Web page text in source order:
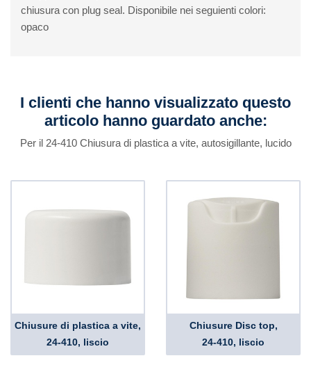
chiusura con plug seal. Disponibile nei seguienti colori:
opaco
I clienti che hanno visualizzato questo
articolo hanno guardato anche:
Per il 24-410 Chiusura di plastica a vite, autosigillante, lucido
Chiusure di plastica a vite,
24-410, liscio
Chiusure Disc top,
24-410, liscio